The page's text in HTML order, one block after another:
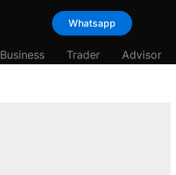
Whatsapp
Business Trader Advisor